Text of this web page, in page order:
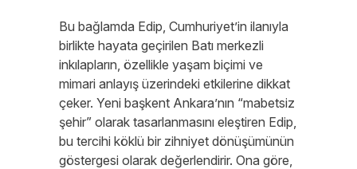
Bu bağlamda Edip, Cumhuriyet’in ilanıyla
birlikte hayata geçirilen Batı merkezli
inkılapların, özellikle yaşam biçimi ve
mimari anlayış üzerindeki etkilerine dikkat
çeker. Yeni başkent Ankara’nın “mabetsiz
şehir” olarak tasarlanmasını eleştiren Edip,
bu tercihi köklü bir zihniyet dönüşümünün
göstergesi olarak değerlendirir. Ona göre,